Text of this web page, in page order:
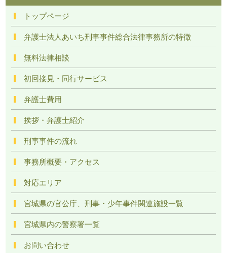
トップページ
弁護士法人あいち刑事事件総合法律事務所の特徴
無料法律相談
初回接見・同行サービス
弁護士費用
挨拶・弁護士紹介
刑事事件の流れ
事務所概要・アクセス
対応エリア
宮城県の官公庁、刑事・少年事件関連施設一覧
宮城県内の警察署一覧
お問い合わせ